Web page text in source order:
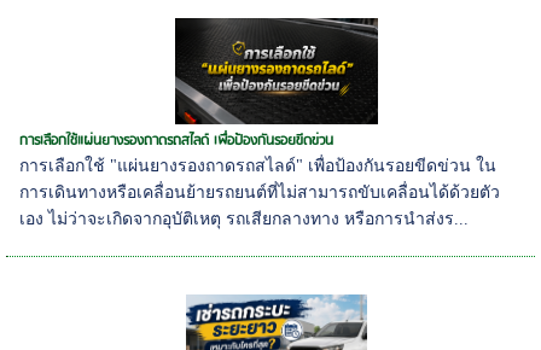
การเลือกใช้แผ่นยางรองถาดรถสไลด์ เพื่อป้องกันรอยขีดข่วน
การเลือกใช้ "แผ่นยางรองถาดรถสไลด์" เพื่อป้องกันรอยขีดข่วน ใน
การเดินทางหรือเคลื่อนย้ายรถยนต์ที่ไม่สามารถขับเคลื่อนได้ด้วยตัว
เอง ไม่ว่าจะเกิดจากอุบัติเหตุ รถเสียกลางทาง หรือการนำส่งร...